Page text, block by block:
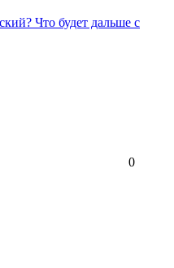
Что будет дальше с
0